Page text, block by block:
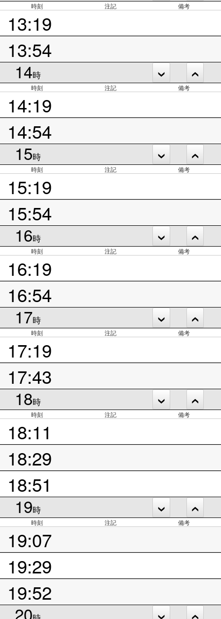
時刻 注記 備考
13:19
13:54
14時
時刻 注記 備考
14:19
14:54
15時
時刻 注記 備考
15:19
15:54
16時
時刻 注記 備考
16:19
16:54
17時
時刻 注記 備考
17:19
17:43
18時
時刻 注記 備考
18:11
18:29
18:51
19時
時刻 注記 備考
19:07
19:29
19:52
20